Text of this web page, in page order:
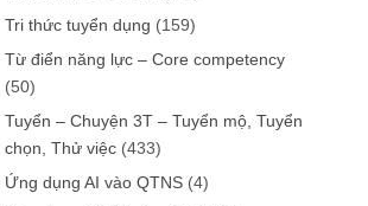
Tri thức tuyển dụng (159)
Từ điển năng lực – Core competency
(50)
Tuyển – Chuyện 3T – Tuyển mộ, Tuyển
chọn, Thử việc (433)
Ứng dụng AI vào QTNS (4)